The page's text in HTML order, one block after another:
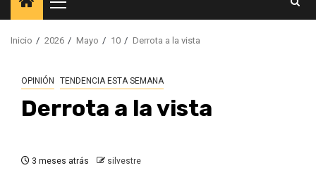
Menú
principal
Inicio 2026 Mayo 10 Derrota a la vista
OPINIÓN TENDENCIA ESTA SEMANA
Derrota a la vista
3 meses atrás silvestre